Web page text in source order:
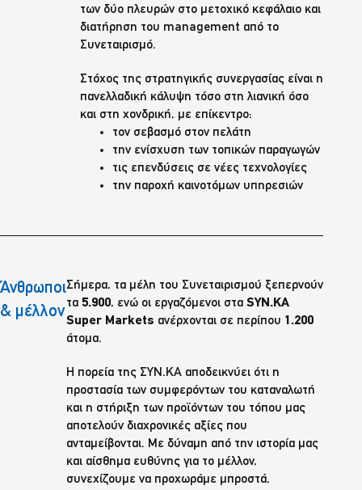
των δύο πλευρών στο μετοχικό κεφάλαιο και
διατήρηση του management από το
Συνεταιρισμό.
Στόχος της στρατηγικής συνεργασίας είναι η
πανελλαδική κάλυψη τόσο στη λιανική όσο
και στη χονδρική, με επίκεντρο:
τον σεβασμό στον πελάτη
την ενίσχυση των τοπικών παραγωγών
τις επενδύσεις σε νέες τεχνολογίες
την παροχή καινοτόμων υπηρεσιών
Άνθρωποι
& μέλλον
Σήμερα, τα μέλη του Συνεταιρισμού ξεπερνούν
τα 5.900, ενώ οι εργαζόμενοι στα SYN.KA
Super Markets ανέρχονται σε περίπου 1.200
άτομα.
Η πορεία της ΣΥΝ.ΚΑ αποδεικνύει ότι η
προστασία των συμφερόντων του καταναλωτή
και η στήριξη των προϊόντων του τόπου μας
αποτελούν διαχρονικές αξίες που
ανταμείβονται. Με δύναμη από την ιστορία μας
και αίσθημα ευθύνης για το μέλλον,
συνεχίζουμε να προχωράμε μπροστά,